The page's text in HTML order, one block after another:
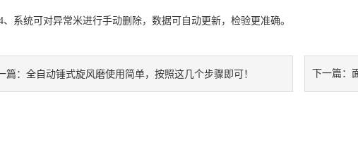
统可对异常米进行手动删除，数据可自动更新，检验更准确。
篇： 全自动锤式旋风磨使用简单，按照这几个步骤即可！ 下一篇：